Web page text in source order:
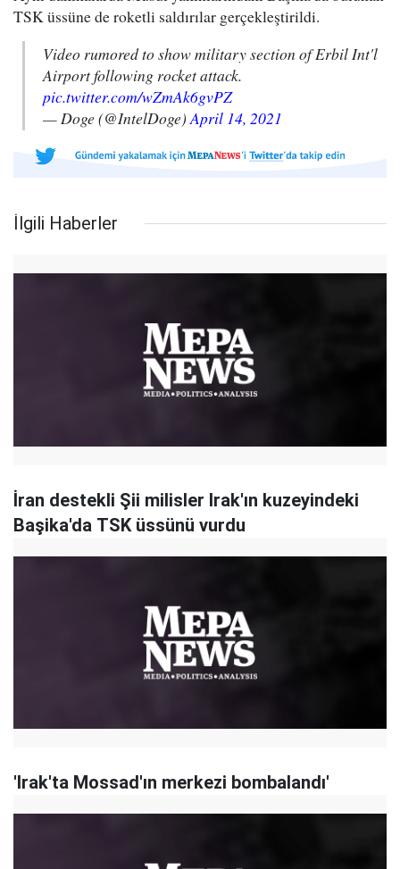
TSK üssüne de roketli saldırılar gerçekleştirildi.
Video rumored to show military section of Erbil Int'l
Airport following rocket attack.
pic.twitter.com/wZmAk6gvPZ
— Doge (@IntelDoge)April 14, 2021
İlgili Haberler
İran destekli Şii milisler Irak'ın kuzeyindeki
Başika'da TSK üssünü vurdu
'Irak'ta Mossad'ın merkezi bombalandı'